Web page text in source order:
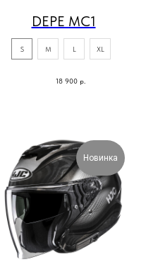
DEPE MC1
18 900 р.
S M L XL
Новинка